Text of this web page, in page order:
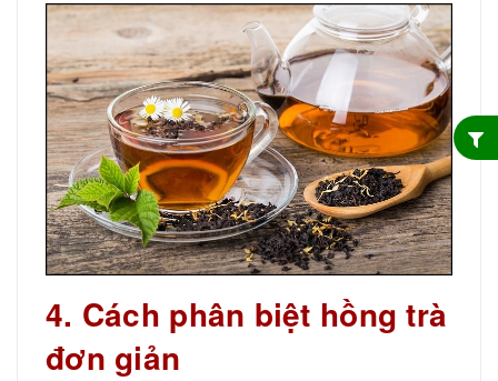
4. Cách phân biệt hồng trà
đơn giản